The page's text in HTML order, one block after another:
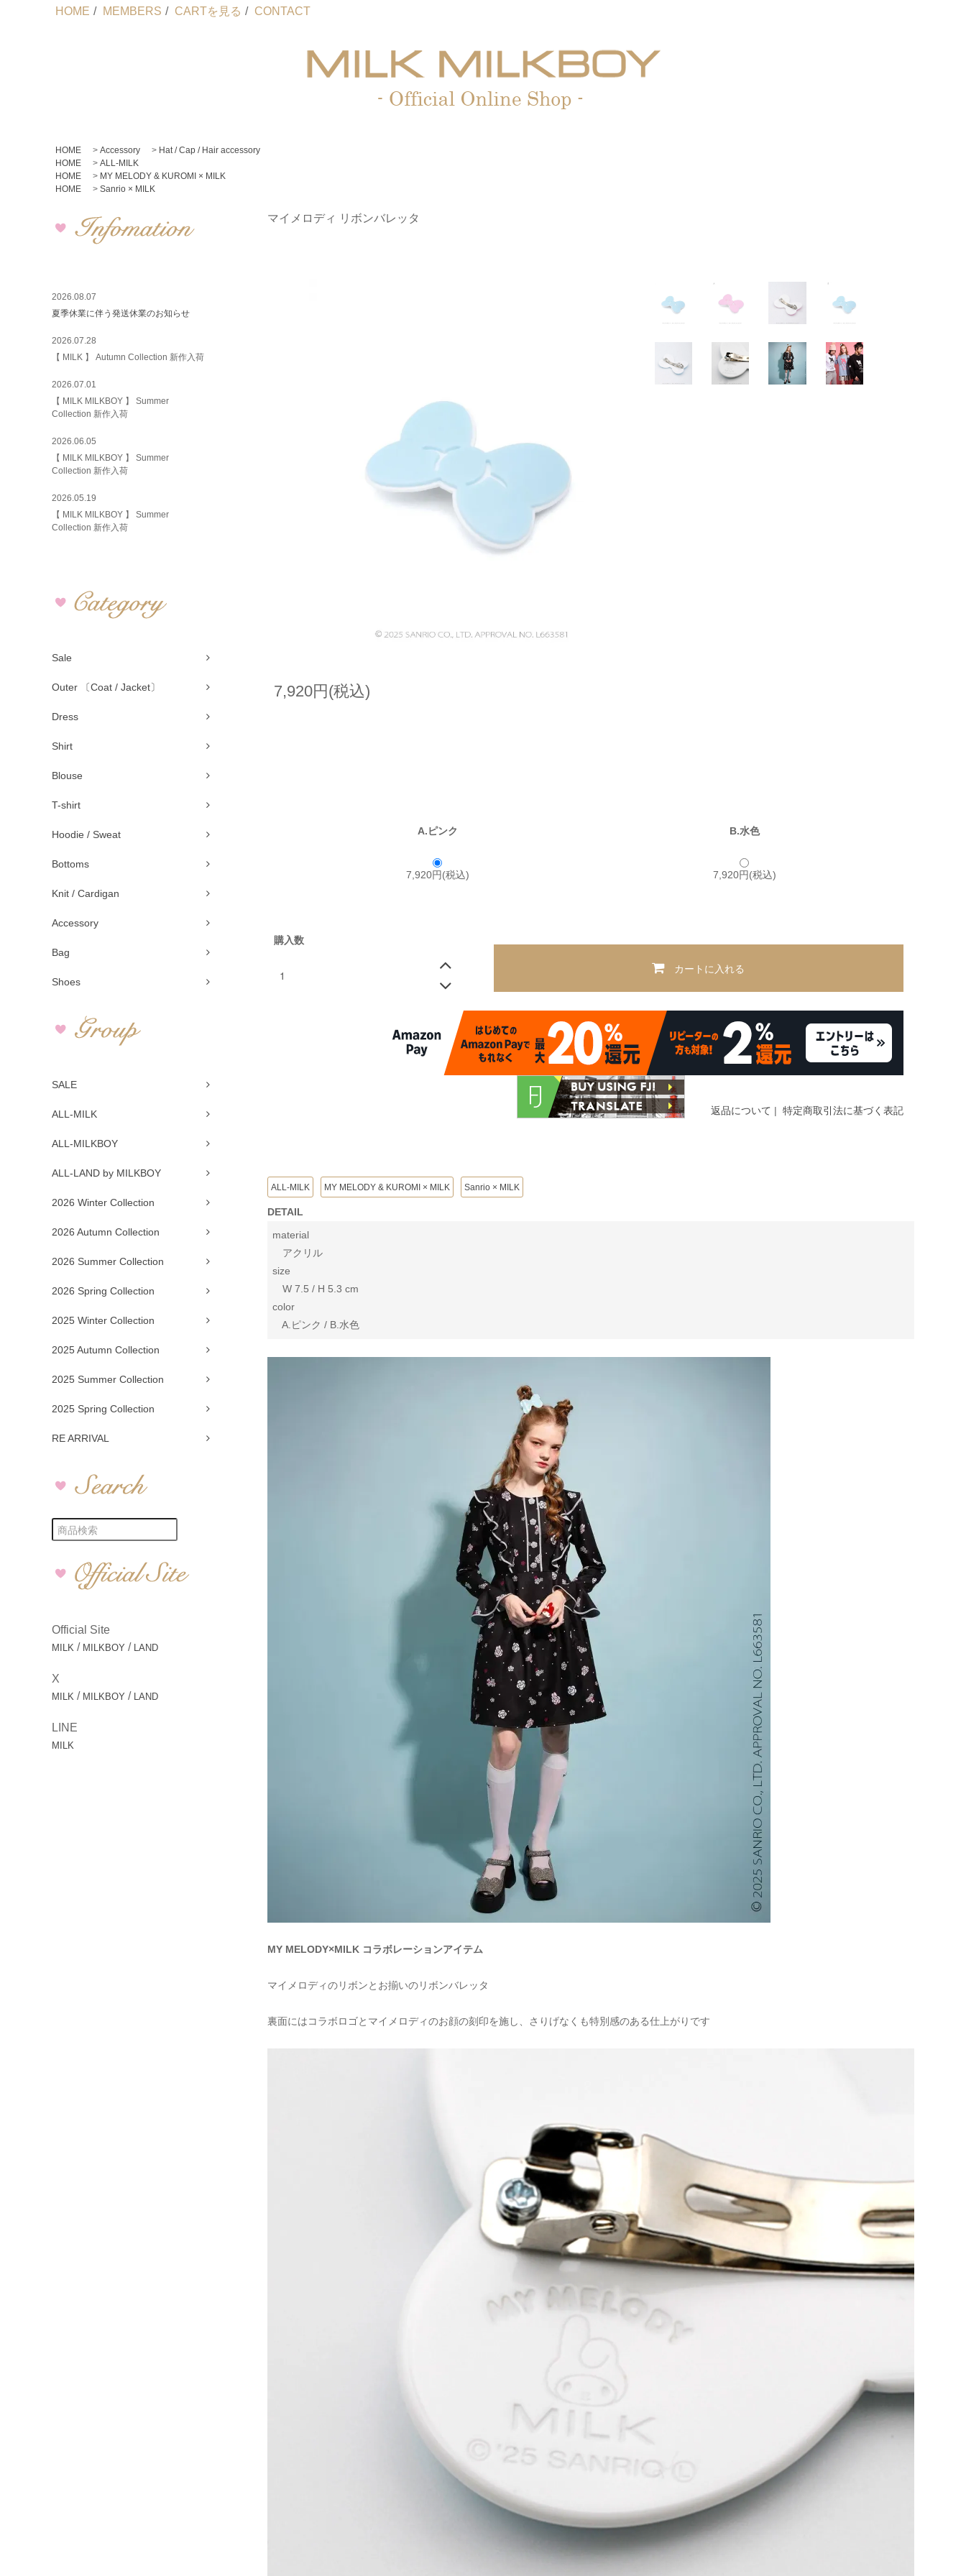
HOME / MEMBERS / CARTを見る / CONTACT
HOME > Accessory > Hat / Cap / Hair accessory
HOME
> ALL-MILK
HOME
> MY MELODY & KUROMI × MILK
HOME
> Sanrio × MILK
2026.08.07
夏季休業に伴う発送休業のお知らせ
2026.07.28
【 MILK 】 Autumn Collection 新作入荷
2026.07.01
【 MILK MILKBOY 】 Summer
Collection 新作入荷
2026.06.05
【 MILK MILKBOY 】 Summer
Collection 新作入荷
2026.05.19
【 MILK MILKBOY 】 Summer
Collection 新作入荷
Sale
Outer 〔Coat / Jacket〕
Dress
Shirt
Blouse
T-shirt
Hoodie / Sweat
Bottoms
Knit / Cardigan
Accessory
Bag
Shoes
SALE
ALL-MILK
ALL-MILKBOY
ALL-LAND by MILKBOY
2026 Winter Collection
2026 Autumn Collection
2026 Summer Collection
2026 Spring Collection
2025 Winter Collection
2025 Autumn Collection
2025 Summer Collection
2025 Spring Collection
RE ARRIVAL
Official Site
MILK / MILKBOY / LAND
X
MILK / MILKBOY / LAND
LINE
MILK
マイメロディ リボンバレッタ
7,920円(税込)
A.ピンク B.水色
7,920円(税込) 7,920円(税込)
購入数
カートに入れる
返品について | 特定商取引法に基づく表記
ALL-MILK MY MELODY & KUROMI × MILK Sanrio × MILK
DETAIL
material
アクリル
size
W 7.5 / H 5.3 cm
color
A.ピンク / B.水色
MY MELODY×MILK コラボレーションアイテム
マイメロディのリボンとお揃いのリボンバレッタ
裏面にはコラボロゴとマイメロディのお顔の刻印を施し、さりげなくも特別感のある仕上がりです